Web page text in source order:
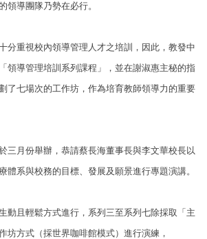
領導團隊乃勢在必行。
分重視校內領導管理人才之培訓，因此，教發中
領導管理培訓系列課程」，並在謝淑惠主秘的指
了七場次的工作坊，作為培育教師領導力的重要
三月份舉辦，恭請蔡長海董事長與李文華校長以
體系與校務的目標、發展及願景進行專題演講。
動且輕鬆方式進行，系列三至系列七除採取「主
坊方式（採世界咖啡館模式）進行演練，